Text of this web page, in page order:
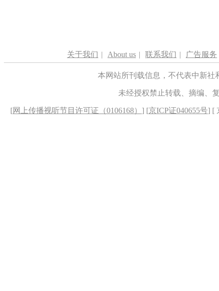
关于我们 | About us | 联系我们 | 广告服务
本网站所刊载信息，不代表中新
未经授权禁止转载、摘编、
[网上传播视听节目许可证（0106168） ] [京ICP证040655号] [